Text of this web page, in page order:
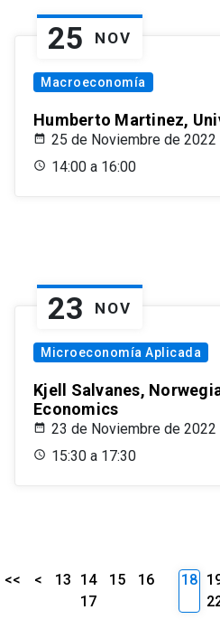
25 NOV
Macroeconomía
Humberto Martinez,
25 de Noviembre de 2022
14:00 a 16:00
23 NOV
Microeconomía Aplicada
Kjell Salvanes,
Economics
23 de Noviembre de 2022
15:30 a 17:30
<< < 13 14 15
16
17
18